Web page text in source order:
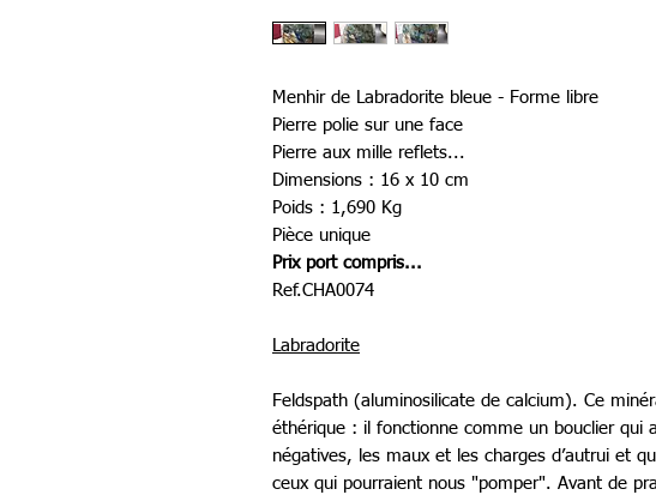
Menhir de Labradorite bleue - Forme libre
Pierre polie sur une face
Pierre aux mille reflets...
Dimensions : 16 x 10 cm
Poids : 1,690 Kg
Pièce unique
Prix port compris...
Ref.CHA0074
Labradorite
Feldspath (aluminosilicate de calcium). Ce
éthérique : il fonctionne comme un bouclier qui
négatives, les maux et les charges d’autrui et
ceux qui pourraient nous "pomper". Avant de